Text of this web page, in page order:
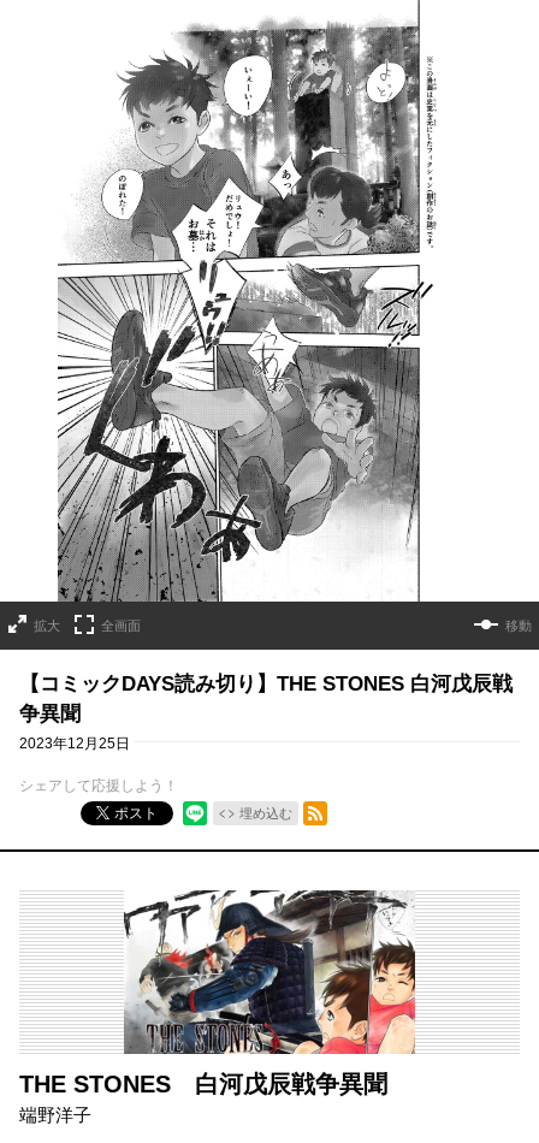
拡大 全画面 移動
【コミックDAYS読み切り】THE STONES 白河戊辰戦
争異聞
2023年12月25日
シェアして応援しよう！
ポスト
埋め込む
RSSフィード
THE STONES 白河戊辰戦争異聞
端野洋子